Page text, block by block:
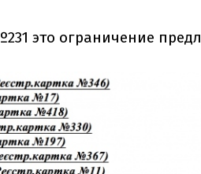
это ограничение